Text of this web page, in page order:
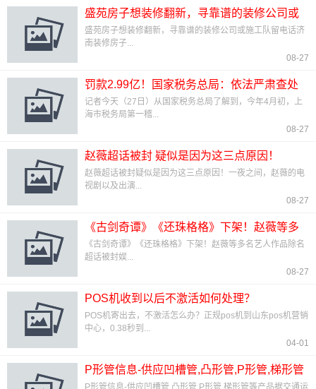
盛苑房子想装修翻新，寻靠谱的装修公司或
施工队留电话
盛苑房子想装修翻新，寻靠谱的装修公司或施工队留电话济
南装修房子...
08-27
罚款2.99亿！国家税务总局：依法严肃查处
郑爽偷逃税案件
记者今天（27日）从国家税务总局了解到，今年4月初，上
海市税务局第一稽...
08-27
赵薇超话被封 疑似是因为这三点原因！
赵薇超话被封疑似是因为这三点原因！一夜之间，赵薇的电
视剧以及出演...
08-27
《古剑奇谭》《还珠格格》下架！赵薇等多
名艺人作品除名超话被封
《古剑奇谭》《还珠格格》下架！赵薇等多名艺人作品除名
超话被封娱...
08-27
POS机收到以后不激活如何处理？
POS机寄出去，不激活怎么办？正规pos机到山东pos机营销
中心，0.38秒到...
04-01
P形管信息-供应凹槽管,凸形管,P形管,梯形管
等产品
P形管信息-供应凹槽管,凸形管,P形管,梯形管等产品据交通运